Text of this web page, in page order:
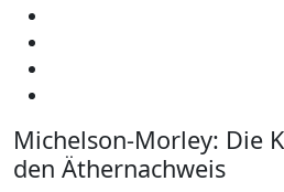
Michelson-Morley: Die
den Äthernachweis